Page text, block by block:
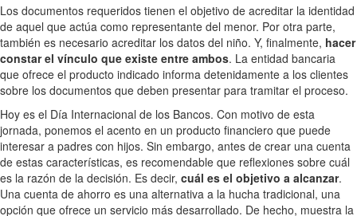
Los documentos requeridos tienen el objetivo de acreditar la identidad
de aquel que actúa como representante del menor. Por otra parte,
también es necesario acreditar los datos del niño. Y, finalmente, hacer
constar el vínculo que existe entre ambos. La entidad bancaria
que ofrece el producto indicado informa detenidamente a los clientes
sobre los documentos que deben presentar para tramitar el proceso.
Hoy es el Día Internacional de los Bancos. Con motivo de esta
jornada, ponemos el acento en un producto financiero que puede
interesar a padres con hijos. Sin embargo, antes de crear una cuenta
de estas características, es recomendable que reflexiones sobre cuál
es la razón de la decisión. Es decir, cuál es el objetivo a alcanzar.
Una cuenta de ahorro es una alternativa a la hucha tradicional, una
opción que ofrece un servicio más desarrollado. De hecho, muestra la